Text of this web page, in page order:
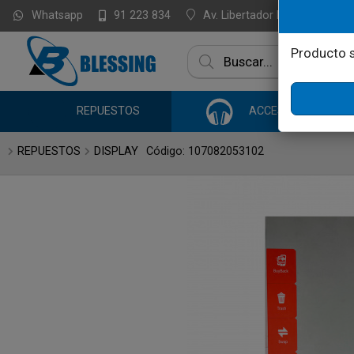
Producto
Whatsapp 91 223 834 Av. Libertador Brig. Gral.
REPUESTOS ACCESORIOS
REPUESTOS DISPLAY Código: 107082053102